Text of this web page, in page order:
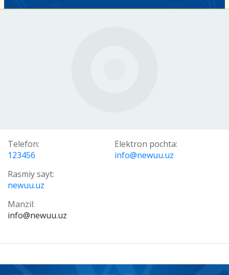
Telefon:
123456
Elektron pochta:
info@newuu.uz
Rasmiy sayt:
newuu.uz
Manzil:
info@newuu.uz